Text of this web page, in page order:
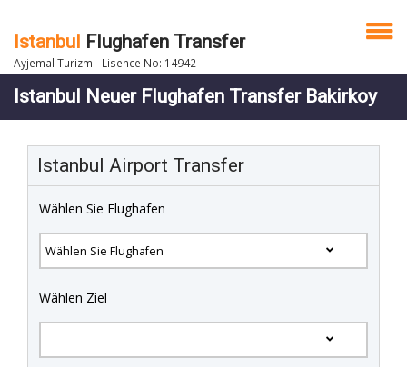
Istanbul Flughafen Transfer
Ayjemal Turizm - Lisence No: 14942
Istanbul Neuer Flughafen Transfer Bakirkoy
Istanbul Airport Transfer
Wählen Sie Flughafen
Wählen Ziel